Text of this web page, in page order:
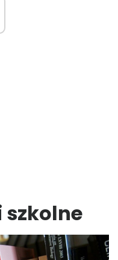
szkolne